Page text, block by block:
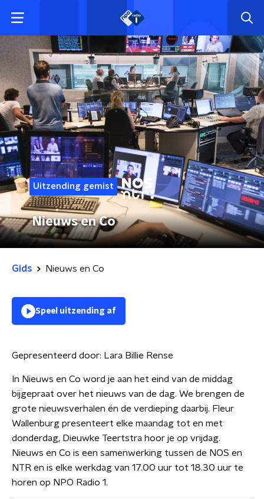
Uitzending gemist
Nieuws en Co
Gids Nieuws en Co
Speel uitzending af
Gepresenteerd door: Lara Billie Rense
In Nieuws en Co word je aan het eind van de middag
bijgepraat over het nieuws van de dag. We brengen de
grote nieuwsverhalen én de verdieping daarbij. Fleur
Wallenburg presenteert elke maandag tot en met
donderdag, Dieuwke Teertstra hoor je op vrijdag.
Nieuws en Co is een samenwerking tussen de NOS en
NTR en is elke werkdag van 17.00 uur tot 18.30 uur te
horen op NPO Radio 1.